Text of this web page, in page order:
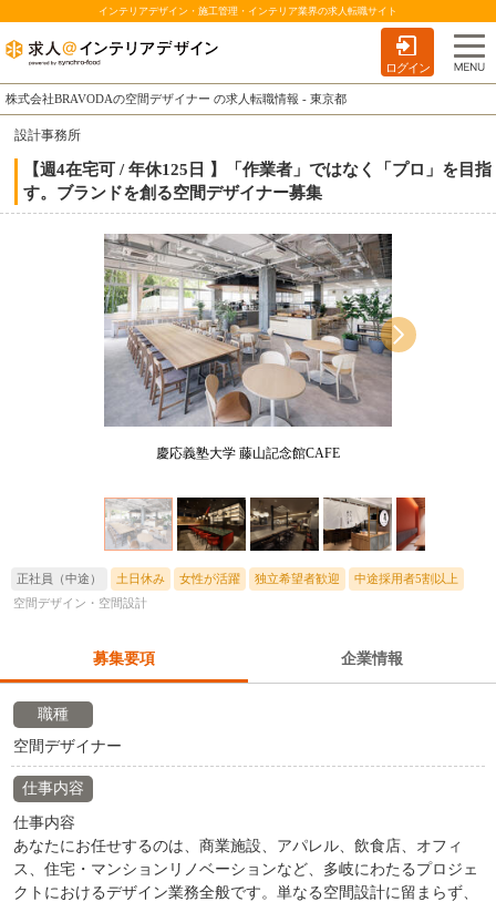
インテリアデザイン・施工管理・インテリア業界の求人転職サイト
ログイン
株式会社BRAVODAの空間デザイナー の求人転職情報 - 東京都
設計事務所
【週4在宅可 / 年休125日 】「作業者」ではなく「プロ」を目指
す。ブランドを創る空間デザイナー募集
慶応義塾大学 藤山記念館CAFE
正社員（中途） 土日休み 女性が活躍 独立希望者歓迎
中途採用者5割以上
空間デザイン・空間設計
募集要項 企業情報
職種
空間デザイナー
仕事内容
仕事内容
あなたにお任せするのは、商業施設、アパレル、飲食店、オフィ
ス、住宅・マンションリノベーションなど、多岐にわたるプロジェ
クトにおけるデザイン業務全般です。単なる空間設計に留まらず、